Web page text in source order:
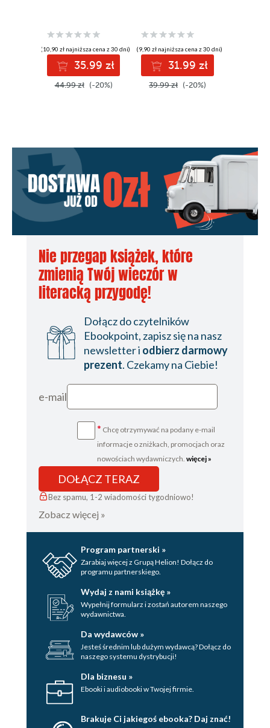
(10,90 zł najniższa cena z 30 dni)
35.99 zł
44.99 zł (-20%)
(9,90 zł najniższa cena z 30 dni)
31.99 zł
39.99 zł (-20%)
Nie przegap książek, które
zmienią Twój wieczór w
literacką przygodę!
Dołącz do czytelników
Ebookpoint, zapisz się na nasz
newsletter i odbierz darmowy
prezent. Czekamy na Ciebie!
e-mail
* Chcę otrzymywać na podany e-mail
informacje o zniżkach, promocjach oraz
nowościach wydawniczych. więcej »
DOŁĄCZ TERAZ
Bez spamu, 1-2 wiadomości tygodniowo!
Zobacz więcej »
Program partnerski »
Zarabiaj więcej z Grupą Helion! Dołącz do
programu partnerskiego.
Wydaj z nami książkę »
Wypełnij formularz i zostań autorem naszego
wydawnictwa.
Da wydawców »
Jesteś średnim lub dużym wydawcą? Dołącz do
naszego systemu dystrybucji!
Dla biznesu »
Ebooki i audiobooki w Twojej firmie.
Brakuje Ci jakiegoś ebooka? Daj znać!